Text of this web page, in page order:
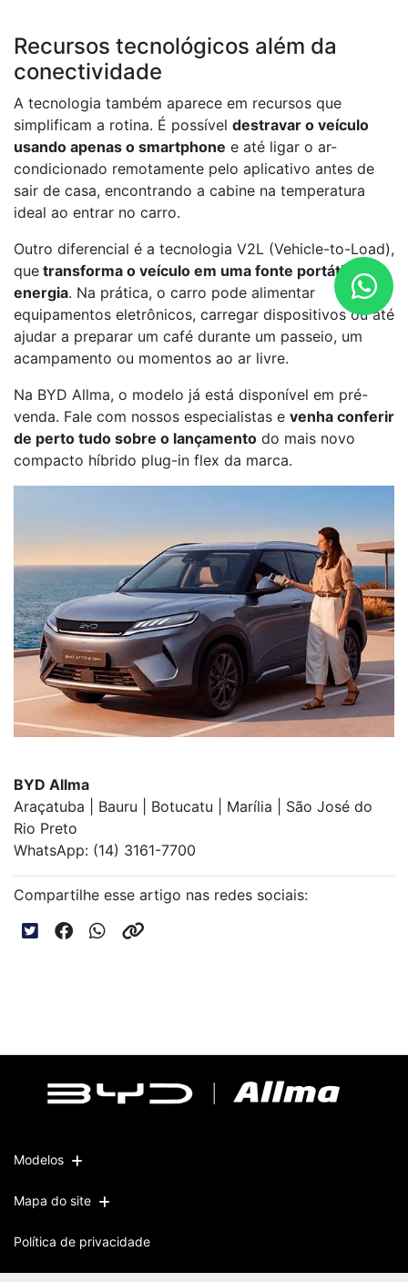
Recursos tecnológicos além da
conectividade
A tecnologia também aparece em recursos que
simplificam a rotina. É possível destravar o veículo
usando apenas o smartphone e até ligar o ar-
condicionado remotamente pelo aplicativo antes de
sair de casa, encontrando a cabine na temperatura
ideal ao entrar no carro.
Outro diferencial é a tecnologia V2L (Vehicle-to-Load),
que transforma o veículo em uma fonte portátil de
energia. Na prática, o carro pode alimentar
equipamentos eletrônicos, carregar dispositivos ou até
ajudar a preparar um café durante um passeio, um
acampamento ou momentos ao ar livre.
Na BYD Allma, o modelo já está disponível em pré-
venda. Fale com nossos especialistas e venha conferir
de perto tudo sobre o lançamento do mais novo
compacto híbrido plug-in flex da marca.
BYD Allma
Araçatuba | Bauru | Botucatu | Marília | São José do
Rio Preto
WhatsApp: (14) 3161-7700
Compartilhe esse artigo nas redes sociais:
Modelos
Mapa do site
Política de privacidade